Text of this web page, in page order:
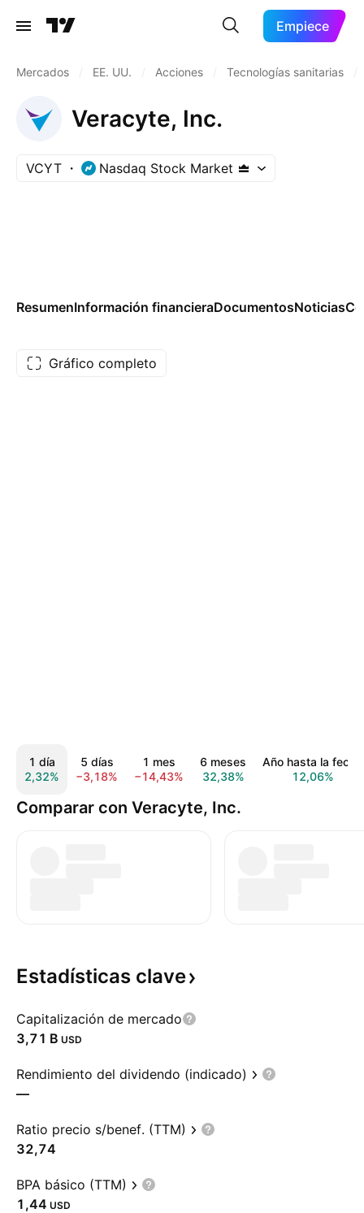
Empiece
Mercados EE. UU. Acciones Tecnologías sanitarias
Veracyte, Inc.
VCYT Nasdaq Stock Market
ResumenInformación financieraDocumentosNoticias
Gráfico completo
1 día
2,32%
5 días
−3,18%
1 mes
−14,43%
6 meses
32,38%
Año hasta la fecha
12,06%
Comparar con Veracyte, Inc.
Estadísticas clave
Capitalización de mercado
‪3,71 B‬ USD
Rendimiento del dividendo (indicado)
—
Ratio precio s/benef. (TTM)
32,74
BPA básico (TTM)
1,44 USD